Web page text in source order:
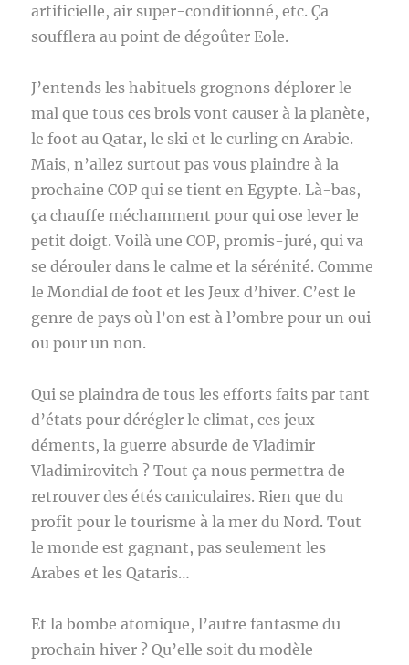
artificielle, air super-conditionné, etc. Ça
soufflera au point de dégoûter Eole.
J’entends les habituels grognons déplorer le
mal que tous ces brols vont causer à la planète,
le foot au Qatar, le ski et le curling en Arabie.
Mais, n’allez surtout pas vous plaindre à la
prochaine COP qui se tient en Egypte. Là-bas,
ça chauffe méchamment pour qui ose lever le
petit doigt. Voilà une COP, promis-juré, qui va
se dérouler dans le calme et la sérénité. Comme
le Mondial de foot et les Jeux d’hiver. C’est le
genre de pays où l’on est à l’ombre pour un oui
ou pour un non.
Qui se plaindra de tous les efforts faits par tant
d’états pour dérégler le climat, ces jeux
déments, la guerre absurde de Vladimir
Vladimirovitch ? Tout ça nous permettra de
retrouver des étés caniculaires. Rien que du
profit pour le tourisme à la mer du Nord. Tout
le monde est gagnant, pas seulement les
Arabes et les Qataris…
Et la bombe atomique, l’autre fantasme du
prochain hiver ? Qu’elle soit du modèle